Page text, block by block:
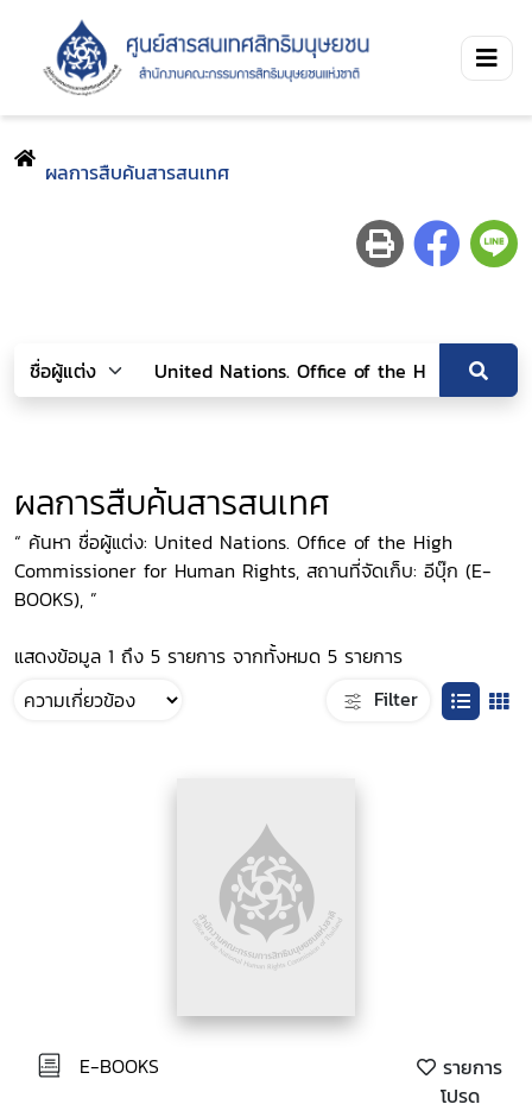
ผลการสืบค้นสารสนเทศ
ผลการสืบค้นสารสนเทศ
“ ค้นหา ชื่อผู้แต่ง: United Nations. Office of the High
Commissioner for Human Rights, สถานที่จัดเก็บ: อีบุ๊ก (E-
BOOKS), ”
แสดงข้อมูล 1 ถึง 5 รายการ จากทั้งหมด 5 รายการ
Filter
E-BOOKS
รายการ
โปรด